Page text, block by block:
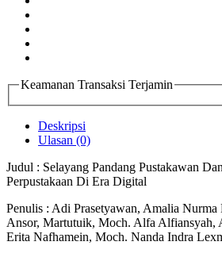
Keamanan Transaksi Terjamin
Deskripsi
Ulasan (0)
Judul : Selayang Pandang Pustakawan
Perpustakaan Di Era Digital
Penulis : Adi Prasetyawan, Amalia
Ansor, Martutuik, Moch. Alfa Alfiansyah,
Erita Nafhamein, Moch. Nanda Indra